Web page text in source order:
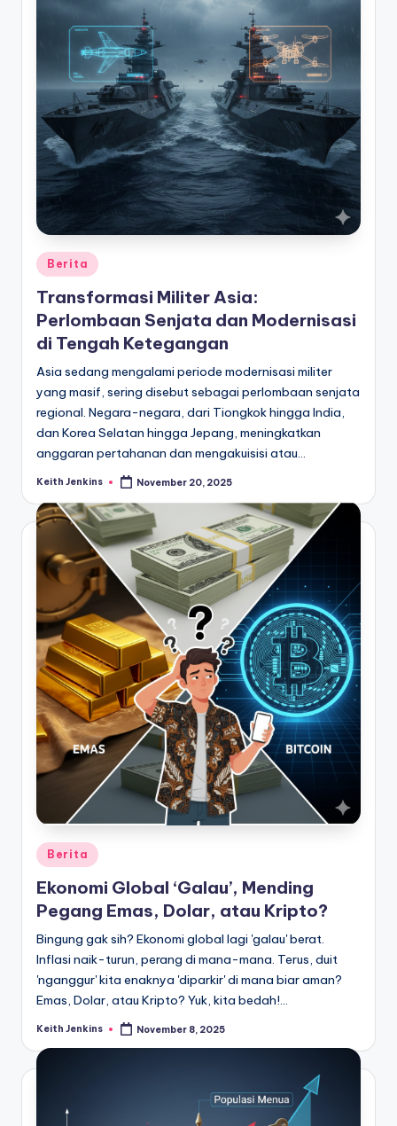
Posted
in
Berita
Transformasi Militer Asia:
Perlombaan Senjata dan Modernisasi
di Tengah Ketegangan
Asia sedang mengalami periode modernisasi militer
yang masif, sering disebut sebagai perlombaan senjata
regional. Negara-negara, dari Tiongkok hingga India,
dan Korea Selatan hingga Jepang, meningkatkan
anggaran pertahanan dan mengakuisisi atau…
Posted
Keith Jenkins November 20, 2025
Posted
in
Berita
Ekonomi Global ‘Galau’, Mending
Pegang Emas, Dolar, atau Kripto?
Bingung gak sih? Ekonomi global lagi 'galau' berat.
Inflasi naik-turun, perang di mana-mana. Terus, duit
'nganggur' kita enaknya 'diparkir' di mana biar aman?
Emas, Dolar, atau Kripto? Yuk, kita bedah!…
Posted
Keith Jenkins November 8, 2025